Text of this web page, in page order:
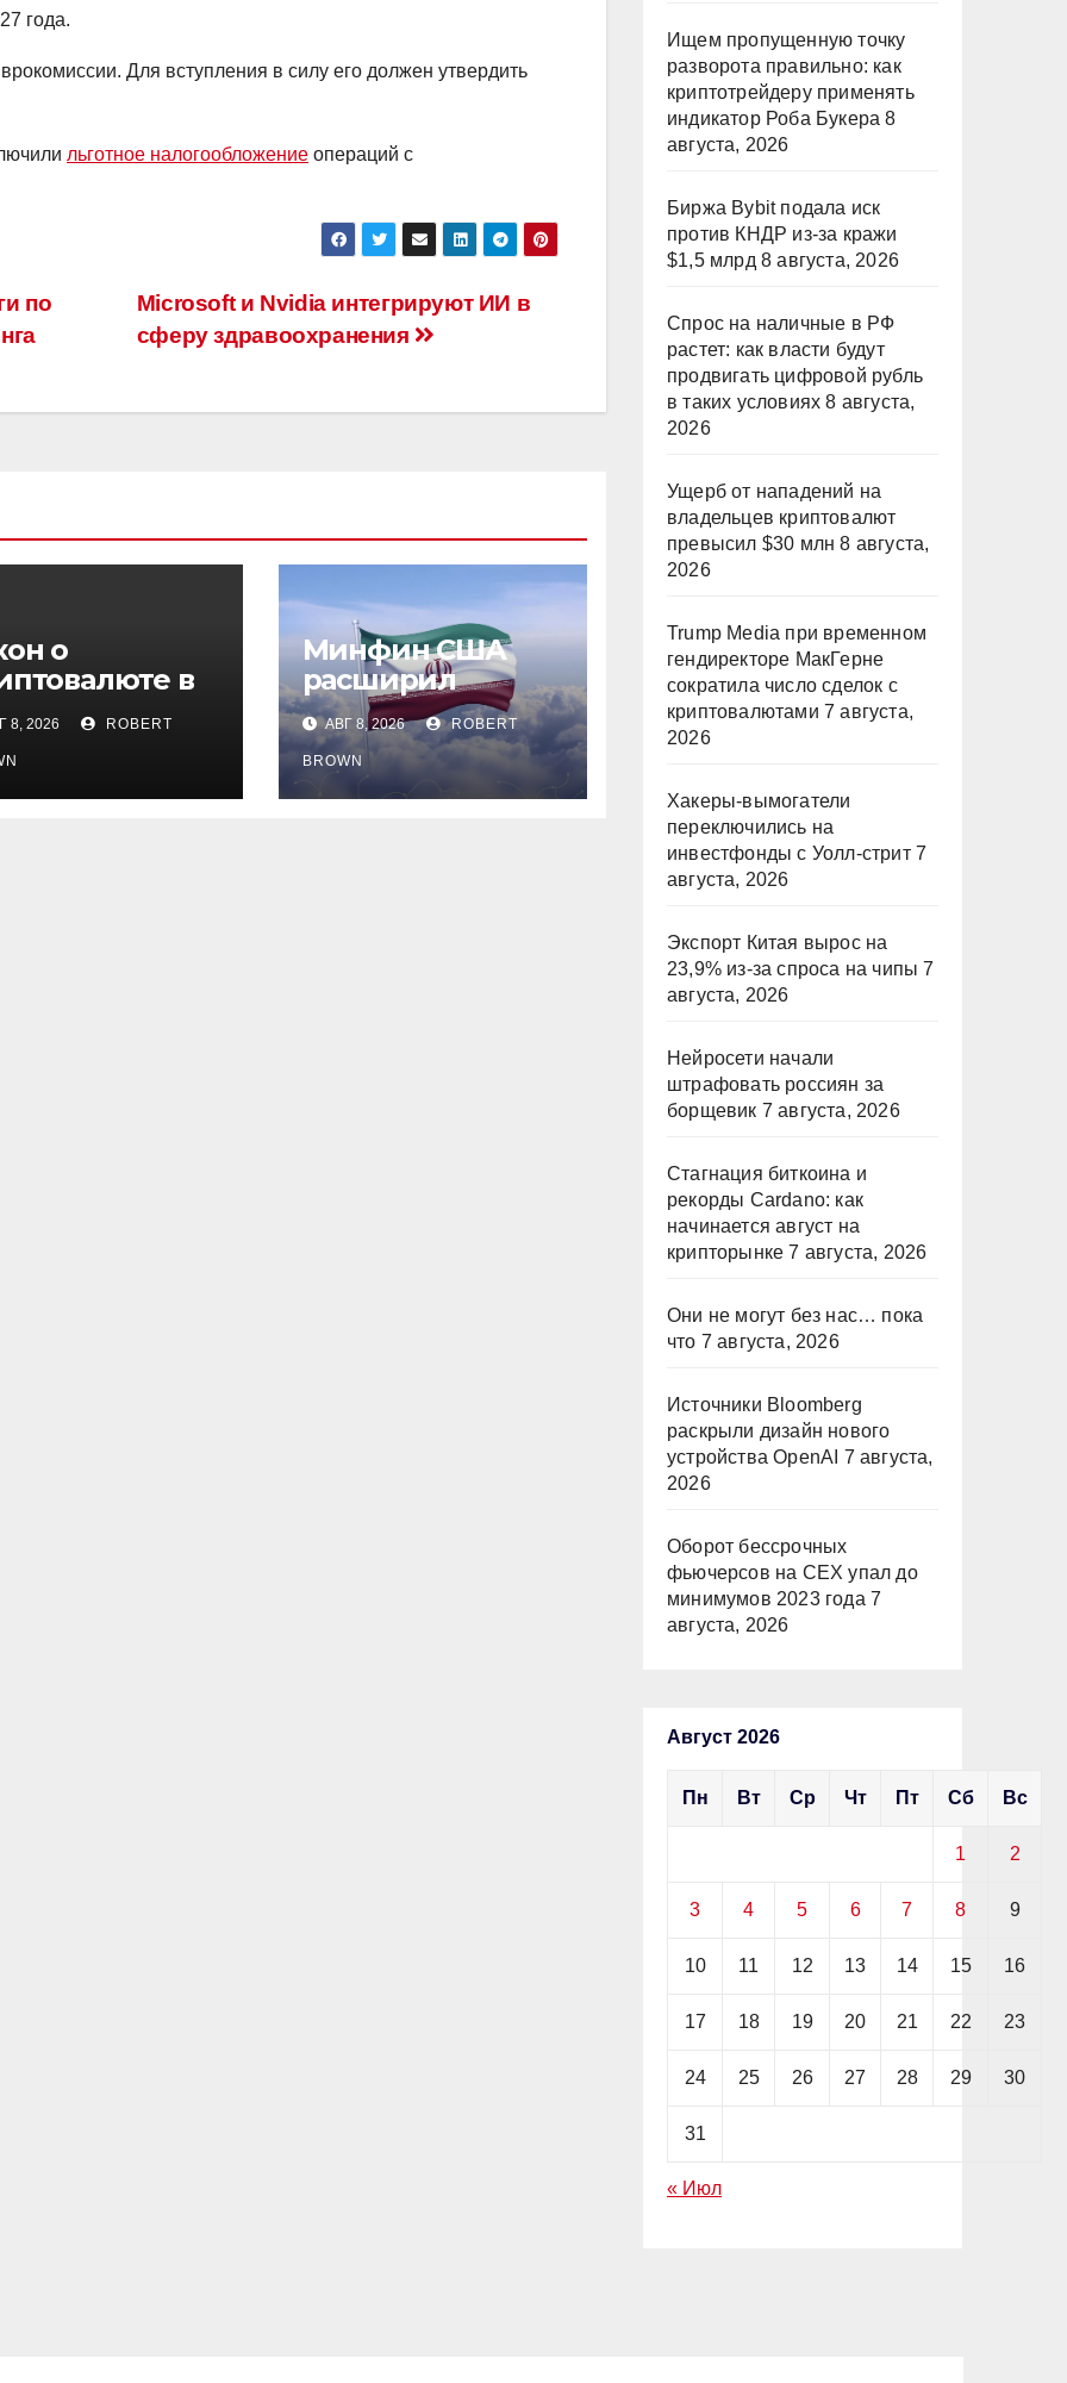
года.
Для вступления в силу его должен утвердить
льготное налогообложение операций с
Microsoft и Nvidia интегрируют ИИ в
сферу здравоохранения
по
о
в
какие
эксперты
8, 2026 ROBERT
Минфин США
расширил
санкции против
иранских
криптобирж
АВГ 8, 2026 ROBERT
BROWN
Ищем пропущенную точку
разворота правильно: как
криптотрейдеру применять
индикатор Роба Букера 8
августа, 2026
Биржа Bybit подала иск
против КНДР из‑за кражи
$1,5 млрд 8 августа, 2026
Спрос на наличные в РФ
растет: как власти будут
продвигать цифровой рубль
в таких условиях 8 августа,
2026
Ущерб от нападений на
владельцев криптовалют
превысил $30 млн 8 августа,
2026
Trump Media при временном
гендиректоре МакГерне
сократила число сделок с
криптовалютами 7 августа,
2026
Хакеры-вымогатели
переключились на
инвестфонды с Уолл-стрит 7
августа, 2026
Экспорт Китая вырос на
23,9% из-за спроса на чипы 7
августа, 2026
Нейросети начали
штрафовать россиян за
борщевик 7 августа, 2026
Стагнация биткоина и
рекорды Cardano: как
начинается август на
крипторынке 7 августа, 2026
Они не могут без нас… пока
что 7 августа, 2026
Источники Bloomberg
раскрыли дизайн нового
устройства OpenAI 7 августа,
2026
Оборот бессрочных
фьючерсов на CEX упал до
минимумов 2023 года 7
августа, 2026
Август 2026
Пн Вт Ср Чт Пт Сб Вс
1 2
3 4 5 6 7 8 9
10 11 12 13 14 15 16
17 18 19 20 21 22 23
24 25 26 27 28 29 30
31
« Июл